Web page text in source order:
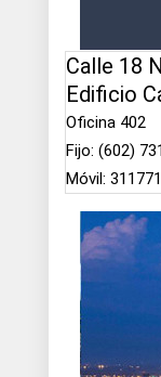
Calle 18
Edificio
Oficina 402
Fijo: (602)
Móvil: